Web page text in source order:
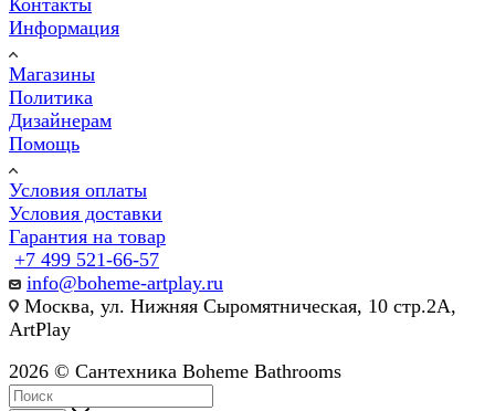
Информация
Магазины
Политика
Дизайнерам
Помощь
Условия оплаты
Условия доставки
Гарантия на товар
+7 499 521-66-57
info@boheme-artplay.ru
Москва, ул. Нижняя Сыромятническая, 10 стр.2А,
ArtPlay
2026 © Сантехника Boheme Bathrooms